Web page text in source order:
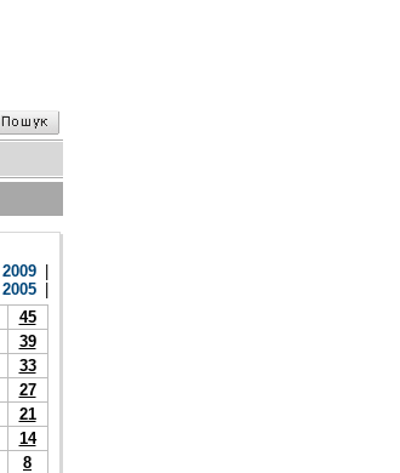
2009
2005
45
39
33
27
21
14
8